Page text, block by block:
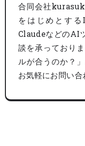
合同会社
をはじめとする
ClaudeなどのAI
談を承っており
ルが合うのか？
お気軽にお問い合